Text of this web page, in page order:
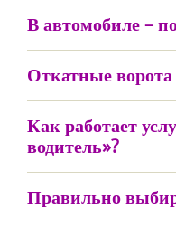
В автомобиле –
Откатные
Как работает
водитель»?
Правильно